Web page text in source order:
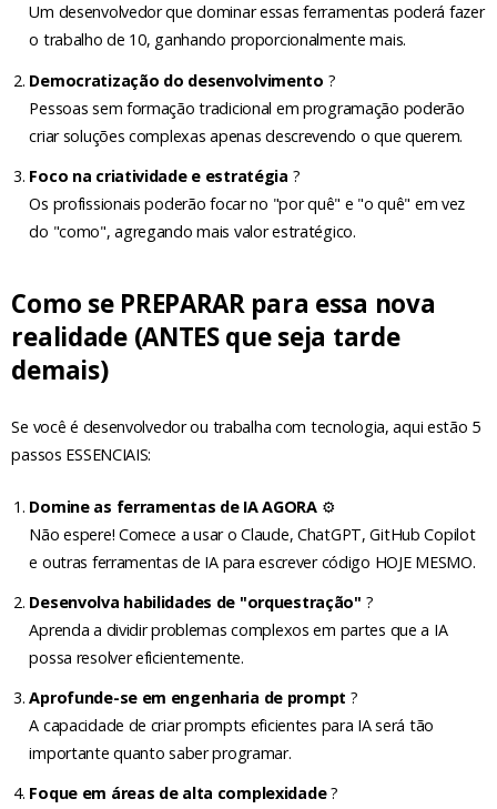
Um desenvolvedor que dominar essas ferramentas poderá fazer
o trabalho de 10, ganhando proporcionalmente mais.
Democratização do desenvolvimento ?
Pessoas sem formação tradicional em programação poderão
criar soluções complexas apenas descrevendo o que querem.
Foco na criatividade e estratégia ?
Os profissionais poderão focar no "por quê" e "o quê" em vez
do "como", agregando mais valor estratégico.
Como se PREPARAR para essa nova
realidade (ANTES que seja tarde
demais)
Se você é desenvolvedor ou trabalha com tecnologia, aqui estão 5
passos ESSENCIAIS:
Domine as ferramentas de IA AGORA⚙️
Não espere! Comece a usar o Claude, ChatGPT, GitHub Copilot
e outras ferramentas de IA para escrever código HOJE MESMO.
Desenvolva habilidades de "orquestração" ?
Aprenda a dividir problemas complexos em partes que a IA
possa resolver eficientemente.
Aprofunde-se em engenharia de prompt ?
A capacidade de criar prompts eficientes para IA será tão
importante quanto saber programar.
Foque em áreas de alta complexidade?